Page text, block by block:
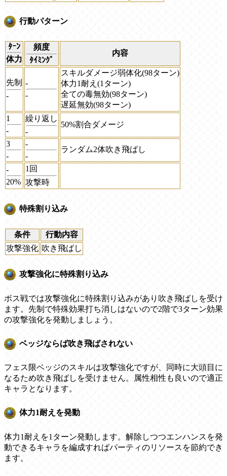
行動パターン
ﾀｰﾝ
体力
頻度
ﾀｲﾐﾝｸﾞ
内容
先制
-
-
-
スキルダメージ弱体化(98ターン)
体力1耐え(1ターン)
全ての毒無効(98ターン)
遅延無効(98ターン)
1
-
繰り返し
-
50%割合ダメージ
3
-
-
-
ランダム2体吹き飛ばし
-
20%
1回
攻撃時
特殊割り込み
条件
行動内容
攻撃強化 吹き飛ばし
攻撃強化に特殊割り込み
ボス戦では攻撃強化に特殊割り込みがあり吹き飛ばしを受け
ます。先制で特殊効果打ち消しはないので2階で3ターン効果
の攻撃強化を発動しましょう。
ベッジならば吹き飛ばされない
フェス限ベッジのスキルは攻撃強化ですが、同時に大頭目に
なるため吹き飛ばしを受けません。属性相性も良いので適正
キャラとなります。
体力1耐えを発動
体力1耐えを1ターン発動します。解除しつつエンハンスを発
動できるキャラを編成すればパーティのリソースを節約でき
ます。